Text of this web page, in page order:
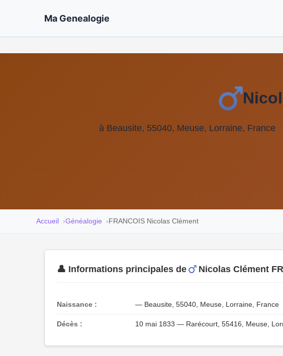
Ma Genealogie
à Beausite, 55040, Meuse, Lorraine, France
Accueil Généalogie FRANCOIS Nicolas Clément
👤 Informations principales de Nicolas Clément
Naissance : — Beausite, 55040, Meuse, Lorraine, France
Décès : 10 mai 1833 — Rarécourt, 55416, Meuse,